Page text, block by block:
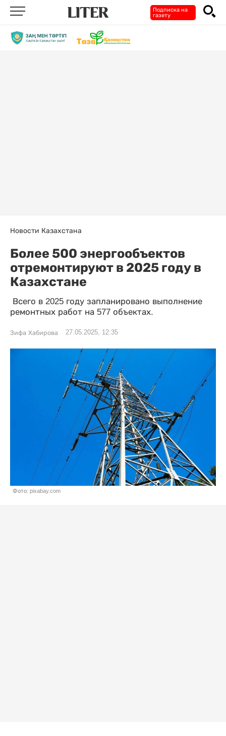
Подписка на
газету
Новости Казахстана
Более 500 энергообъектов
отремонтируют в 2025 году в
Казахстане
Всего в 2025 году запланировано выполнение
ремонтных работ на 577 объектах.
Зифа Хабирова 27.05.2025, 12:35
Фото: pixabay.com